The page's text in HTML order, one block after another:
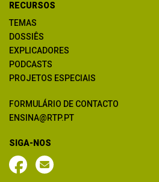
RECURSOS
TEMAS
DOSSIÊS
EXPLICADORES
PODCASTS
PROJETOS ESPECIAIS
FORMULÁRIO DE CONTACTO
ENSINA@RTP.PT
SIGA-NOS